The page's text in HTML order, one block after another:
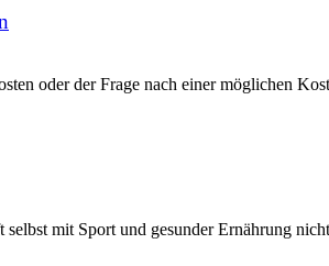
oder der Frage nach einer möglichen
mit Sport und gesunder Ernährung